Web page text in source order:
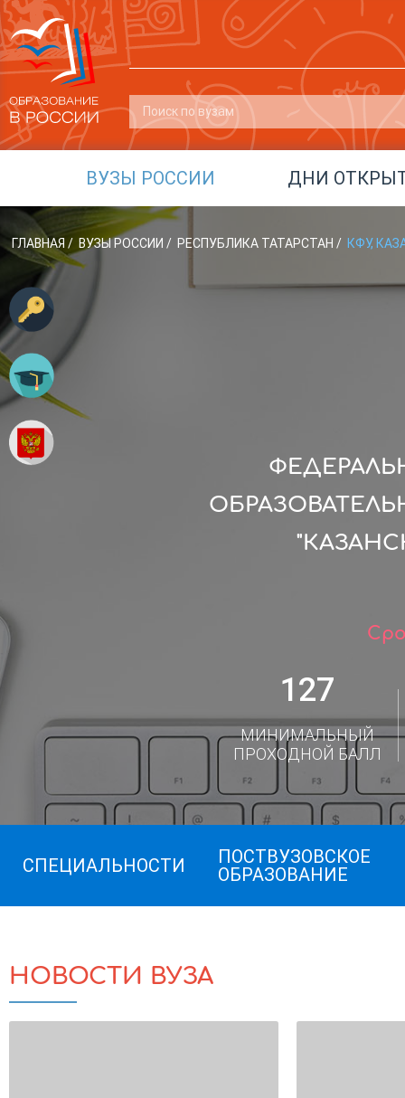
ВУЗЫ РОССИИ ДНИ
ГЛАВНАЯ / ВУЗЫ РОССИИ / РЕСПУБЛИКА ТАТАРСТАН / КФУ,
127
МИНИМАЛЬНЫЙ
ПРОХОДНОЙ БАЛЛ
СПЕЦИАЛЬНОСТИ
ПОСТВУЗОВСКОЕ
ОБРАЗОВАНИЕ
НОВОСТИ ВУЗА